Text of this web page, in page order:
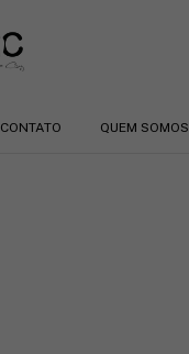
CONTATO QUEM SOMOS